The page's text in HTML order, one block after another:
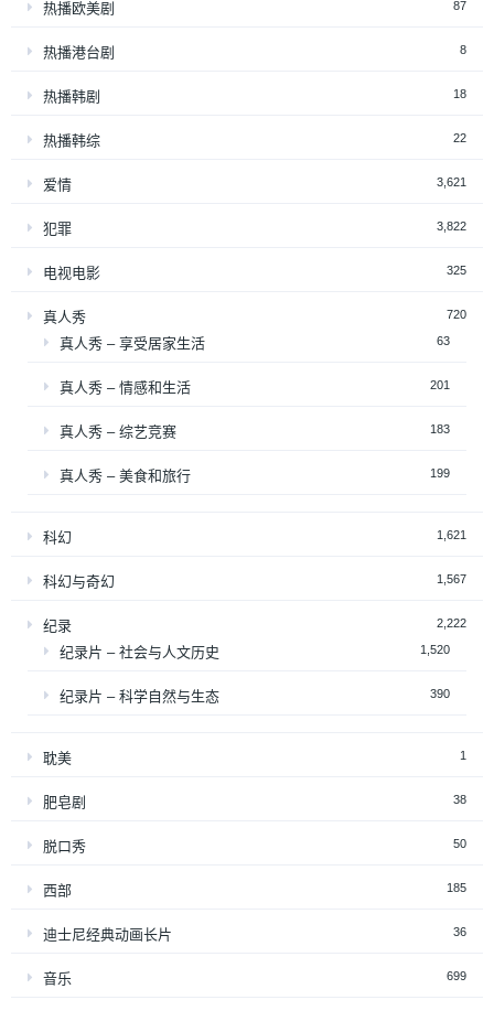
热播欧美剧 87
热播港台剧 8
热播韩剧 18
热播韩综 22
爱情 3,621
犯罪 3,822
电视电影 325
真人秀 720
真人秀 – 享受居家生活 63
真人秀 – 情感和生活 201
真人秀 – 综艺竞赛 183
真人秀 – 美食和旅行 199
科幻 1,621
科幻与奇幻 1,567
纪录 2,222
纪录片 – 社会与人文历史 1,520
纪录片 – 科学自然与生态 390
耽美 1
肥皂剧 38
脱口秀 50
西部 185
迪士尼经典动画长片 36
音乐 699